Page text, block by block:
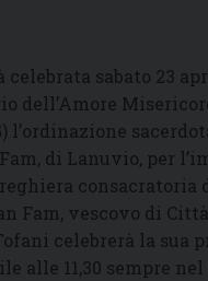
celebrata sabato 23
dell’Amore
l’ordinazione
di Lanuvio, per
consacratoria
Fam, vescovo di
celebrerà la sua
alle 11,30 sempre